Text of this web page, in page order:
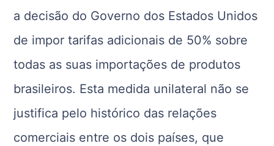
a decisão do Governo dos Estados Unidos
de impor tarifas adicionais de 50% sobre
todas as suas importações de produtos
brasileiros. Esta medida unilateral não se
justifica pelo histórico das relações
comerciais entre os dois países, que